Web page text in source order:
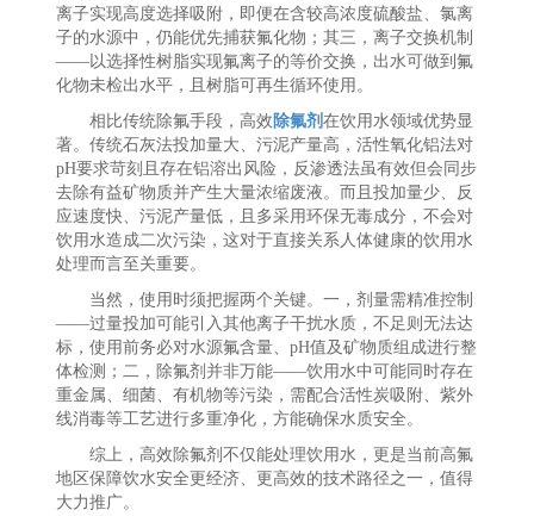
离子实现高度选择吸附，即便在含较高浓度硫酸盐、氯离
子的水源中，仍能优先捕获氟化物；其三，离子交换机制
——以选择性树脂实现氟离子的等价交换，出水可做到氟
化物未检出水平，且树脂可再生循环使用。
相比传统除氟手段，高效 除氟剂在饮用水领域优势显
著。传统石灰法投加量大、污泥产量高，活性氧化铝法对
pH要求苛刻且存在铝溶出风险，反渗透法虽有效但会同步
去除有益矿物质并产生大量浓缩废液。而且投加量少、反
应速度快、污泥产量低，且多采用环保无毒成分，不会对
饮用水造成二次污染，这对于直接关系人体健康的饮用水
处理而言至关重要。
当然，使用时须把握两个关键。一，剂量需精准控制
——过量投加可能引入其他离子干扰水质，不足则无法达
标，使用前务必对水源氟含量、pH值及矿物质组成进行整
体检测；二，除氟剂并非万能——饮用水中可能同时存在
重金属、细菌、有机物等污染，需配合活性炭吸附、紫外
线消毒等工艺进行多重净化，方能确保水质安全。
综上，高效除氟剂不仅能处理饮用水，更是当前高氟
地区保障饮水安全更经济、更高效的技术路径之一，值得
大力推广。